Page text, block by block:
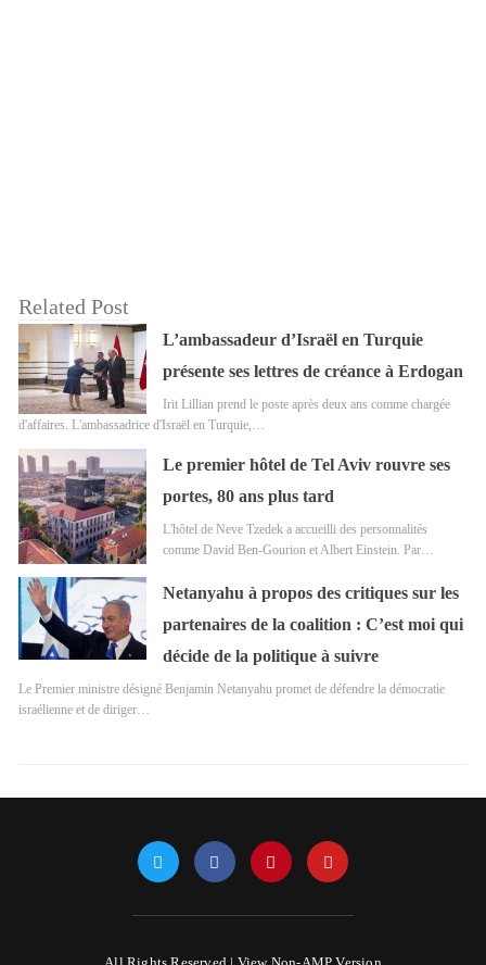
Related Post
L’ambassadeur d’Israël en Turquie
présente ses lettres de créance à Erdogan
Irit Lillian prend le poste après deux ans comme chargée
d'affaires. L'ambassadrice d'Israël en Turquie,…
Le premier hôtel de Tel Aviv rouvre ses
portes, 80 ans plus tard
L'hôtel de Neve Tzedek a accueilli des personnalités
comme David Ben-Gourion et Albert Einstein. Par…
Netanyahu à propos des critiques sur les
partenaires de la coalition : C’est moi qui
décide de la politique à suivre
Le Premier ministre désigné Benjamin Netanyahu promet de défendre la démocratie
israélienne et de diriger…